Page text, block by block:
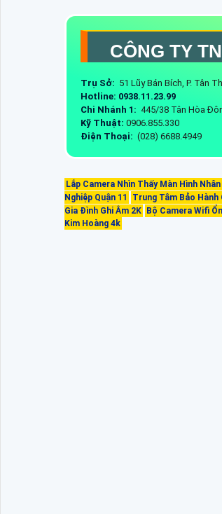
CÔNG TY
Trụ Sở: 51 Lũy Bán Bích, P. Tân
Hotline: 0938.11.23.99
Chi Nhánh 1: 445/38 Tân Hòa
Kỹ Thuật: 0906.855.330
Điện Thoại: (028) 6688.4949
Lắp Camera Nhìn Thấy Màn Hình
Nghiệp Quận 11
Trung Tâm Bảo Hành
Gia Đình Ghi Âm 2K
Bộ Camera Wifi
Kim Hoàng 4k